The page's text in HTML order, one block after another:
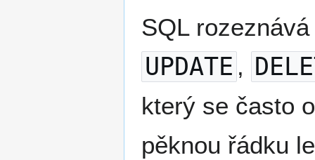
SQL
UPDATE ,
který se často
pěknou řádku